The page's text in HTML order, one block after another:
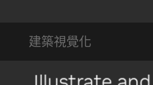
建築視覺化